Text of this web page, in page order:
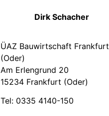
Dirk Schacher
ÜAZ Bauwirtschaft Frankfurt
(Oder)
Am Erlengrund 20
15234 Frankfurt (Oder)
Tel: 0335 4140-150